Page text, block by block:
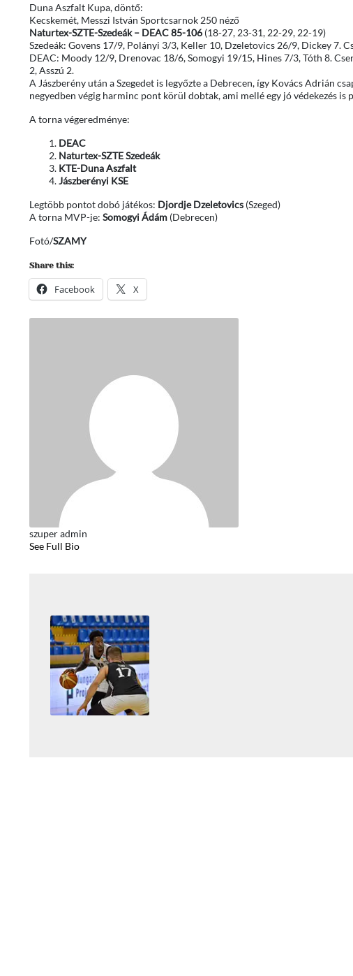
Duna Aszfalt Kupa, döntő:
Kecskemét, Messzi István Sportcsarnok 250 néző
Naturtex-SZTE-Szedeák – DEAC 85-106(18-27, 23-31, 22-29, 22-19)
Szedeák: Govens 17/9, Polányi 3/3, Keller 10, Dzeletovics 26/9, Dickey 7.
DEAC: Moody 12/9, Drenovac 18/6, Somogyi 19/15, Hines 7/3, Tóth 8.
2, Asszú 2.
A Jászberény után a Szegedet is legyőzte a Debrecen, így Kovács Adrián
negyedben végig harminc pont körül dobtak, ami mellé egy jó védekezés
A torna végeredménye:
DEAC
Naturtex-SZTE Szedeák
KTE-Duna Aszfalt
Jászberényi KSE
Legtöbb pontot dobó játékos: Djordje Dzeletovics(Szeged)
A torna MVP-je: Somogyi Ádám(Debrecen)
Fotó/SZAMY
Share this:
Facebook X
szuper admin
See Full Bio